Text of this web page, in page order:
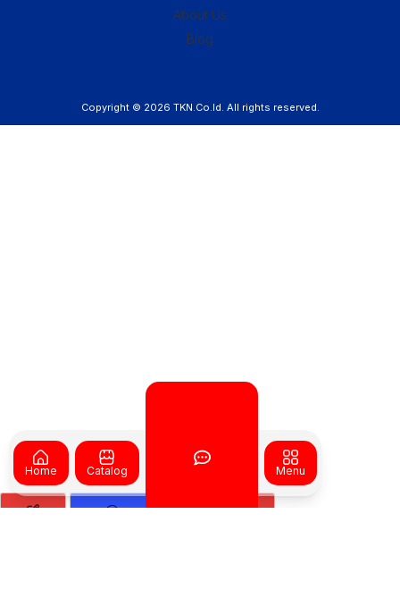
About Us
Blog
Copyright © 2026 TKN.Co.Id. All rights reserved.
Home Catalog Menu